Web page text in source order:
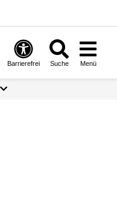
Barrierefrei Suche Menü